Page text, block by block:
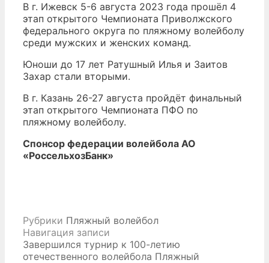
В г. Ижевск 5-6 августа 2023 года прошёл 4
этап открытого Чемпионата Приволжского
федерального округа по пляжному волейболу
среди мужских и женских команд.
Юноши до 17 лет Ратушный Илья и Заитов
Захар стали вторыми.
В г. Казань 26-27 августа пройдёт финальный
этап открытого Чемпионата ПФО по
пляжному волейболу.
Спонсор федерации волейбола АО
«РоссельхозБанк»
Рубрики Пляжный волейбол
Навигация записи
Завершился турнир к 100-летию
отечественного волейбола Пляжный